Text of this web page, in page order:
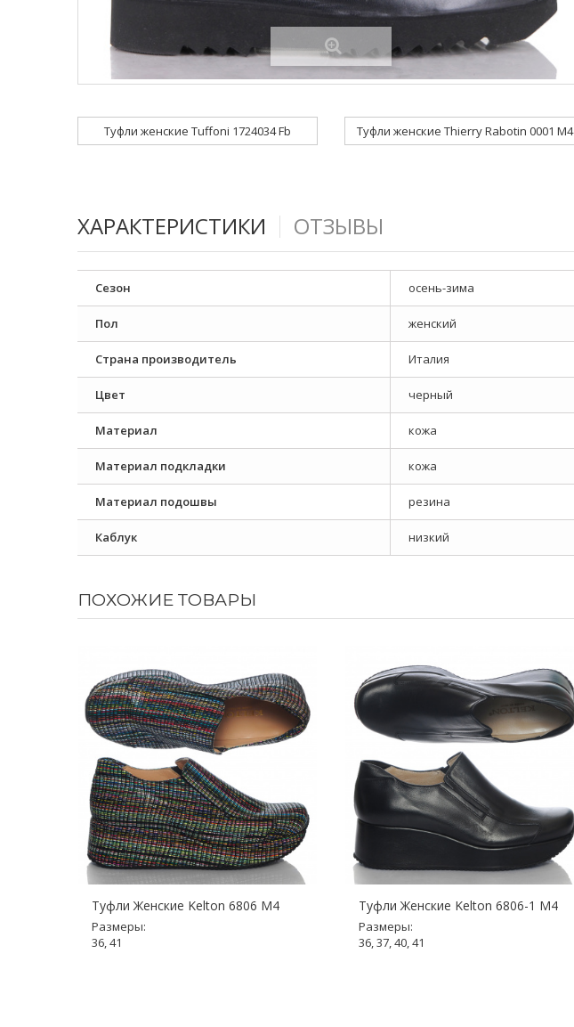
Туфли женские Tuffoni 1724034 Fb Туфли женские Thierry Rabotin 0001 M4
ХАРАКТЕРИСТИКИ ОТЗЫВЫ
Сезон осень-зима
Пол женский
Страна производитель Италия
Цвет черный
Материал кожа
Материал подкладки кожа
Материал подошвы резина
Каблук низкий
ПОХОЖИЕ ТОВАРЫ
Туфли Женские Kelton 6806 M4
Размеры:
36, 41
Туфли Женские Kelton 6806-1 M4
Размеры:
36, 37, 40, 41